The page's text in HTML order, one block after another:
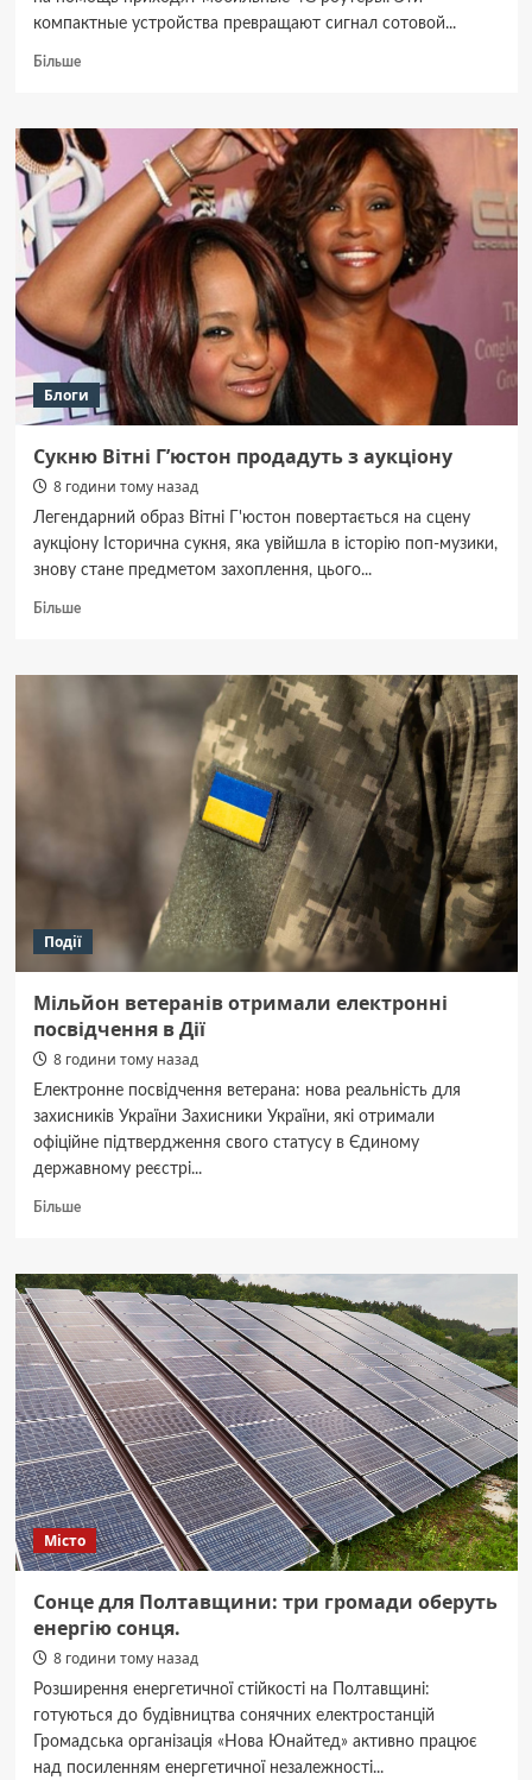
компактные устройства превращают сигнал сотовой...
БільшеДокладніше
4G
роутеры:
какой
выбрать
для
дома,
офиса
путешествий
Блоги
Сукню Вітні Г’юстон продадуть з аукціону
8 години тому назад
Легендарний образ Вітні Г'юстон повертається на сцену
аукціону Історична сукня, яка увійшла в історію поп-музики,
знову стане предметом захоплення, цього...
БільшеДокладніше
Вітні
Події
Мільйон ветеранів отримали електронні
посвідчення в Дії
8 години тому назад
Електронне посвідчення ветерана: нова реальність для
захисників України Захисники України, які отримали
офіційне підтвердження свого статусу в Єдиному
державному реєстрі...
БільшеДокладніше
ветеранів
отримали
електронні
посвідчення
в
Дії
Місто
Сонце для Полтавщини: три громади оберуть
енергію сонця.
8 години тому назад
Розширення енергетичної стійкості на Полтавщині:
готуються до будівництва сонячних електростанцій
Громадська організація «Нова Юнайтед» активно працює
над посиленням енергетичної незалежності...